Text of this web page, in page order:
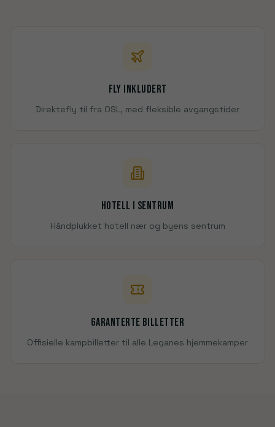
Fly inkludert
Direktefly til fra OSL, med fleksible avgangstider
Hotell i sentrum
Håndplukket hotell nær og byens sentrum
Garanterte billetter
Offisielle kampbilletter til alle Leganes hjemmekamper